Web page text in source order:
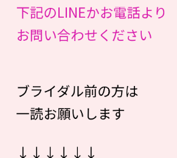
下記のLINEかお電話より
お問い合わせください
ブライダル前の方は
一読お願いします
↓↓↓↓↓↓